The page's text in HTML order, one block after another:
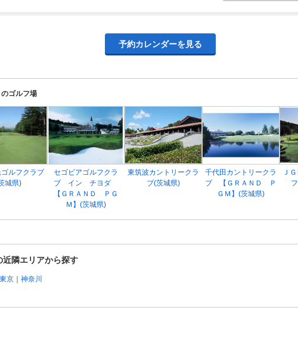
予約カレンダーを見る
ゴルフ場
ルフクラブ
城県)
セゴビアゴルフクラ
ブ イン チヨダ
【ＧＲＡＮＤ ＰＧ
Ｍ】(茨城県)
東筑波カントリークラ
ブ(茨城県)
千代田カントリークラ
ブ 【ＧＲＡＮＤ Ｐ
ＧＭ】(茨城県)
Ｊ
隣エリアから探す
東京
神奈川